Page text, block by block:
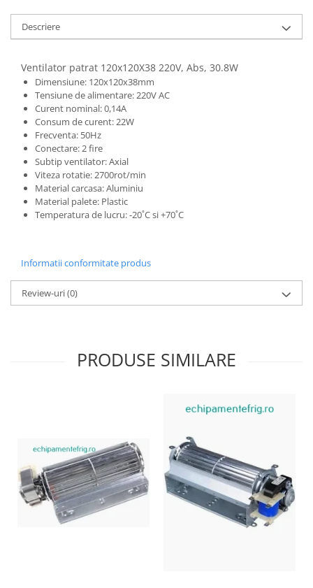
Descriere
Ventilator patrat 120x120X38 220V, Abs, 30.8W
Dimensiune: 120x120x38mm
Tensiune de alimentare: 220V AC
Curent nominal: 0,14A
Consum de curent: 22W
Frecventa: 50Hz
Conectare: 2 fire
Subtip ventilator: Axial
Viteza rotatie: 2700rot/min
Material carcasa: Aluminiu
Material palete: Plastic
Temperatura de lucru: -20˚C si +70˚C
Informatii conformitate produs
Review-uri(0)
PRODUSE SIMILARE